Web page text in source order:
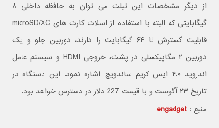
از دیگر مشخصات این تبلت می توان به حافظه داخلی ۸
گیگابایتی که البته با استفاده از اسلات کارت های microSD/XC
قابلیت گسترش تا ۶۴ گیگابایت را دارند، دوربین جلو و یک
دوربین ۲ مگاپیکسلی در پشت، خروجی HDMI و سیسنم عامل
اندروید ۴.۰ ایس کریم ساندویچ اشاره نمود. این دستگاه در
تاریخ ۲۳ آگوست و با قیمت 227 دلار در دسترس خواهد بود.
منبع :engadget